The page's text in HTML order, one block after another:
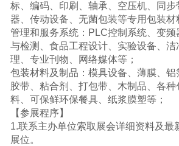
标、编码、印刷、轴承、空压机、同步
器、传动设备、无菌包装等专用包装材
管理和服务系统：PLC控制系统、变频
与检测、食品工程设计、实验设备、洁
理、专业刊物、网络媒体等；
包装材料及制品：模具设备、薄膜、铝
胶带、粘合剂、打包带、木制品、各
料、可保鲜环保餐具、纸浆膜塑等；
【参展程序】
1.联系主办单位索取展会详细资料及最
展位。